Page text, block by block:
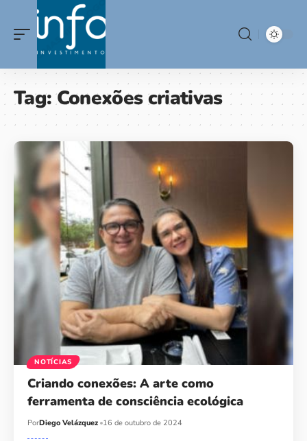
Tag:Conexões criativas
NOTÍCIAS
Criando conexões: A arte como
ferramenta de consciência ecológica
PorDiego Velázquez 16 de outubro de 2024